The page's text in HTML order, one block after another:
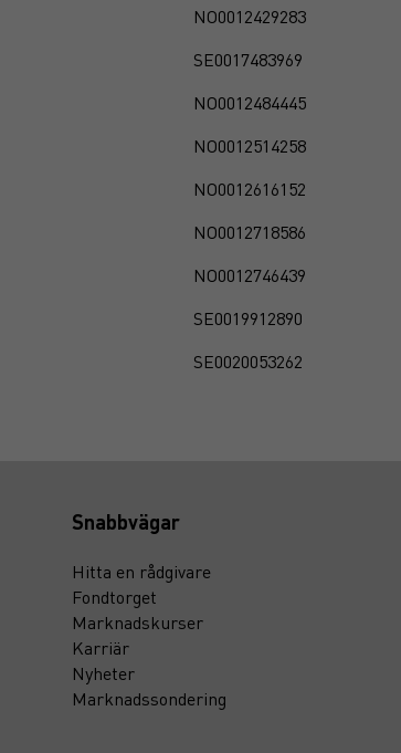
NO0012429283
SE0017483969
NO0012484445
NO0012514258
NO0012616152
NO0012718586
NO0012746439
SE0019912890
SE0020053262
Snabbvägar
Hitta en rådgivare
Fondtorget
Marknadskurser
Karriär
Nyheter
Marknadssondering